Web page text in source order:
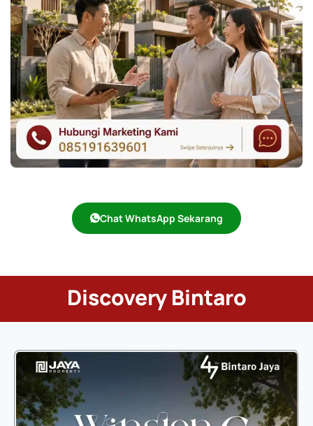
Chat WhatsApp Sekarang
Discovery Bintaro